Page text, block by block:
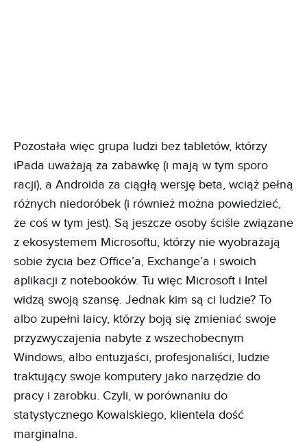
Pozostała więc grupa ludzi bez tabletów, którzy
iPada uważają za zabawkę (i mają w tym sporo
racji), a Androida za ciągłą wersję beta, wciąż pełną
różnych niedoróbek (i również można powiedzieć,
że coś w tym jest). Są jeszcze osoby ściśle związane
z ekosystemem Microsoftu, którzy nie wyobrażają
sobie życia bez Office’a, Exchange’a i swoich
aplikacji z notebooków. Tu więc Microsoft i Intel
widzą swoją szansę. Jednak kim są ci ludzie? To
albo zupełni laicy, którzy boją się zmieniać swoje
przyzwyczajenia nabyte z wszechobecnym
Windows, albo entuzjaści, profesjonaliści, ludzie
traktujący swoje komputery jako narzędzie do
pracy i zarobku. Czyli, w porównaniu do
statystycznego Kowalskiego, klientela dość
marginalna.